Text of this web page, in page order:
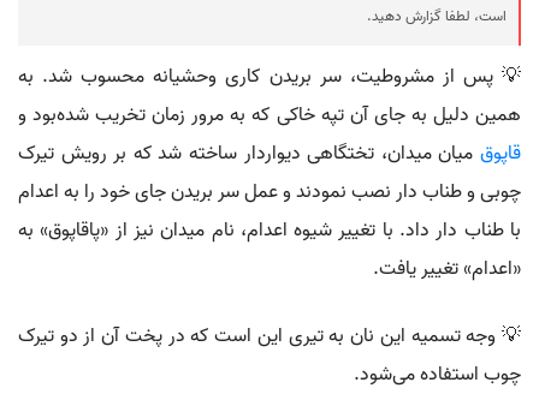
است، لطفا گزارش دهید.
💡 پس از مشروطیت، سر بریدن کاری وحشیانه محسوب شد. به
همین دلیل به جای آن تپه خاکی که به مرور زمان تخریب شده‌بود و
قاپوق میان میدان، تختگاهی دیواردار ساخته شد که بر رویش تیرک
چوبی و طناب دار نصب نمودند و عمل سر بریدن جای خود را به اعدام
با طناب دار داد. با تغییر شیوه اعدام، نام میدان نیز از «پاقاپوق» به
«اعدام» تغییر یافت.
💡 وجه تسمیه این نان به تیری این است که در پخت آن از دو تیرک
چوب استفاده می‌شود.